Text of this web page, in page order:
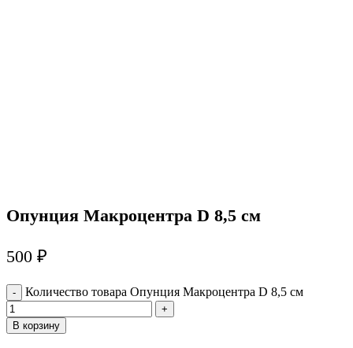
Опунция Макроцентра D 8,5 см
500 ₽
Количество товара Опунция Макроцентра D 8,5 см
В корзину